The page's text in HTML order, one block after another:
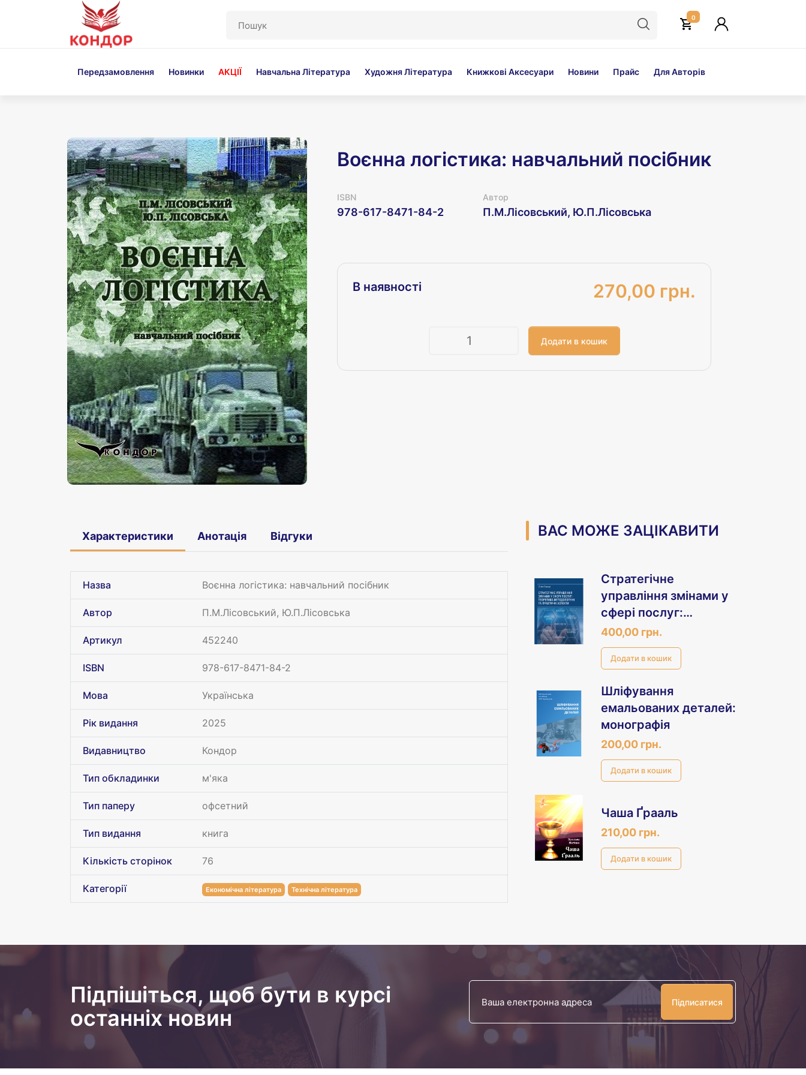
0
Передзамовлення Новинки АКЦІЇ Навчальна Література Художня Література Книжкові Аксесуари Новини Прайс Для Авторів
Воєнна логістика: навчальний посібник
ISBN
978-617-8471-84-2
Автор
П.М.Лісовський, Ю.П.Лісовська
В наявності 270,00 грн.
Кількість
Характеристики Анотація Відгуки
Назва Воєнна логістика: навчальний посібник
Автор П.М.Лісовський, Ю.П.Лісовська
Артикул 452240
ISBN 978-617-8471-84-2
Мова Українська
Рік видання 2025
Видавництво Кондор
Тип обкладинки м'яка
Тип паперу офсетний
Тип видання книга
Кількість сторінок 76
Категорії Економічна література Технічна література
ВАС МОЖЕ ЗАЦІКАВИТИ
Стратегічне
управління змінами у
сфері послуг:
теоретико-
методологічні та
практичні аспекти
400,00 грн.
Шліфування
емальованих деталей:
монографія
200,00 грн.
Чаша Ґрааль
210,00 грн.
Підпішіться, щоб бути в курсі
останніх новин
Ваша
електронна
адреса